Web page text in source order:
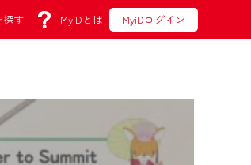
探す MyiDとは MyiDログイン